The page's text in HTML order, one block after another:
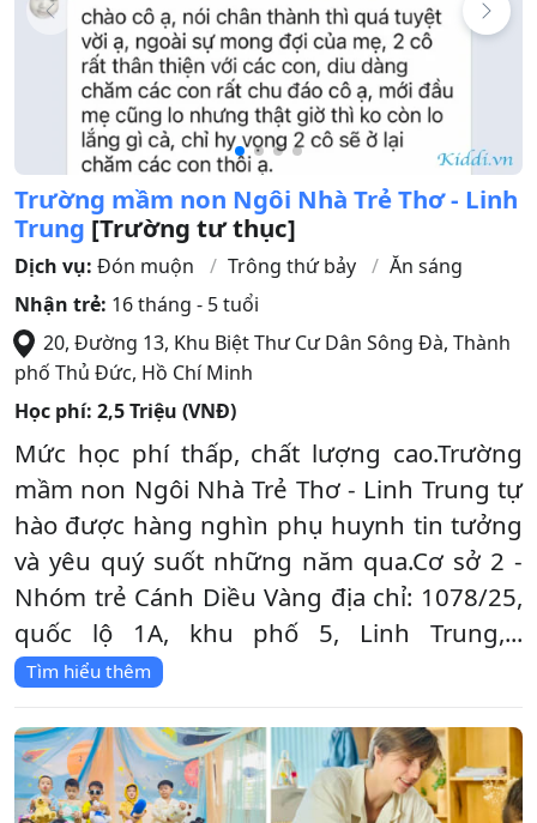
Trường mầm non Ngôi Nhà Trẻ Thơ - Linh
Trung [Trường tư thục]
Dịch vụ: Đón muộn Trông thứ bảy
Ăn sáng
Nhận trẻ: 16 tháng - 5 tuổi
20, Đường 13, Khu Biệt Thư Cư Dân Sông Đà, Thành
phố Thủ Đức, Hồ Chí Minh
Học phí: 2,5 Triệu (VNĐ)
Mức học phí thấp, chất lượng cao.Trường
mầm non Ngôi Nhà Trẻ Thơ - Linh Trung tự
hào được hàng nghìn phụ huynh tin tưởng
và yêu quý suốt những năm qua.Cơ sở 2 -
Nhóm trẻ Cánh Diều Vàng địa chỉ: 1078/25,
quốc lộ 1A, khu phố 5, Linh Trung,...
Tìm hiểu thêm